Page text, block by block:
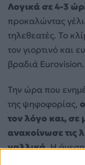
Λογικά σε 4-3
προκαλώντας
τηλεθεατές. Το
τον γιορτινό και
βραδιά Eurovision.
Την ώρα που
της ψηφοφορίας,
τον λόγο και, σε
ανακοίνωσε τις
γαλλικά.Η άνεση
εντυπωσίασαν το